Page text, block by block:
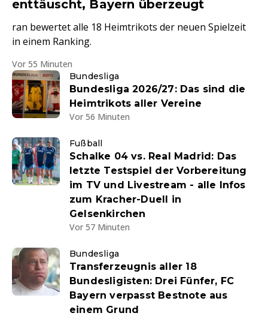
enttäuscht, Bayern überzeugt
ran bewertet alle 18 Heimtrikots der neuen Spielzeit
in einem Ranking.
Vor 55 Minuten
Bundesliga
Bundesliga 2026/27: Das sind die
Heimtrikots aller Vereine
Vor 56 Minuten
Fußball
Schalke 04 vs. Real Madrid: Das
letzte Testspiel der Vorbereitung
im TV und Livestream - alle Infos
zum Kracher-Duell in
Gelsenkirchen
Vor 57 Minuten
Bundesliga
Transferzeugnis aller 18
Bundesligisten: Drei Fünfer, FC
Bayern verpasst Bestnote aus
einem Grund